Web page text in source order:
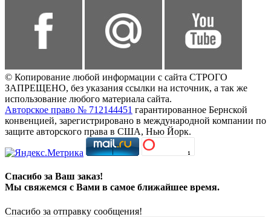
© Копирование любой информации с сайта СТРОГО
ЗАПРЕЩЕНО, без указания ссылки на источник, а так же
использование любого материала сайта.
Авторское право № 712144451 гарантированное Бернской
конвенцией, зарегистрировано в международной компании по
защите авторского права в США, Нью Йорк.
Спасибо за Ваш заказ!
Мы свяжемся с Вами в самое ближайшее время.
Спасибо за отправку сообщения!